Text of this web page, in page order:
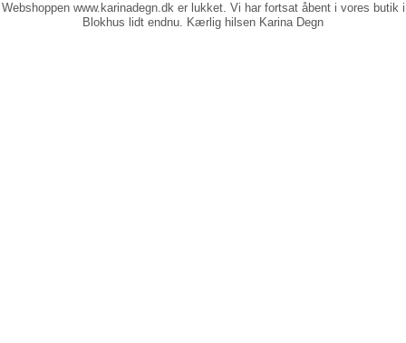
Webshoppen www.karinadegn.dk er lukket. Vi har fortsat åbent i vores butik i
Blokhus lidt endnu. Kærlig hilsen Karina Degn